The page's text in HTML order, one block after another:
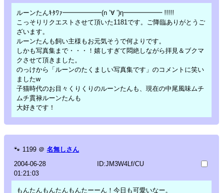
ルーンたんｷﾀﾜｧ━━━━━━(n ’∀ ’)η━━━━━━ !!!!!
こっそりリクエストさせて頂いた1181です。ご降臨ありがとうご
ざいます。
ルーンたんも飼い主様もお元気そうで何よりです。
しかも写真集まで・・・！嬉しすぎて悶絶しながら拝見＆ブクマ
クさせて頂きました。
のっけから「ルーンのたくましい写真集です」のコメントに笑い
ましたw
子猫時代のお目々くりくりのルーンたんも、現在の中尾風味ムチ
ムチ貫禄ルーンたんも
大好きです！
🐾 1199 ＠ 名無しさん
2004-06-28
01:21:03
ID:JM3W4Lf/CU
もんたんもんたんもんたーーん！今日も可愛いなー。